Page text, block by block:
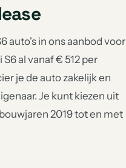
auto's in ons aanbod voor
al vanaf € 512 per
je de auto zakelijk en
Je kunt kiezen uit
2019 tot en met